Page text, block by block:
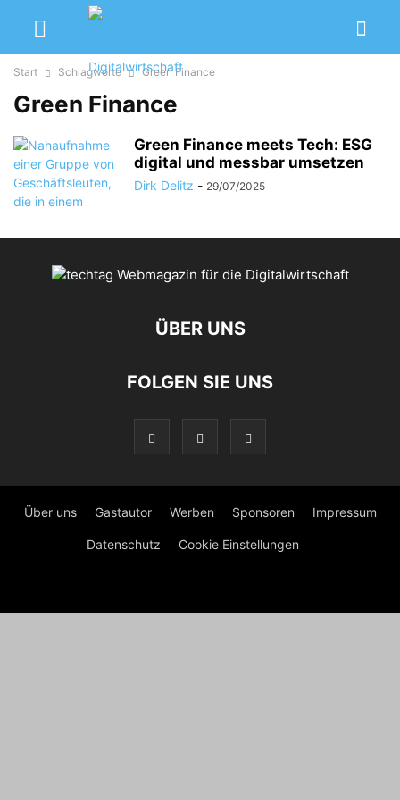
Start Schlagworte Green Finance
Green Finance
Green Finance meets Tech: ESG
digital und messbar umsetzen
Dirk Delitz - 29/07/2025
ÜBER UNS
FOLGEN SIE UNS
Über uns Gastautor Werben Sponsoren Impressum
Datenschutz Cookie Einstellungen